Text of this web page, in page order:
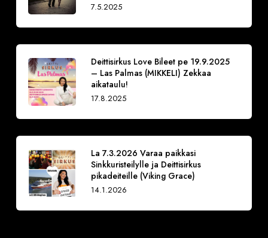
7.5.2025
Deittisirkus Love Bileet pe 19.9.2025
– Las Palmas (MIKKELI) Zekkaa
aikataulu!
17.8.2025
La 7.3.2026 Varaa paikkasi
Sinkkuristeilylle ja Deittisirkus
pikadeiteille (Viking Grace)
14.1.2026